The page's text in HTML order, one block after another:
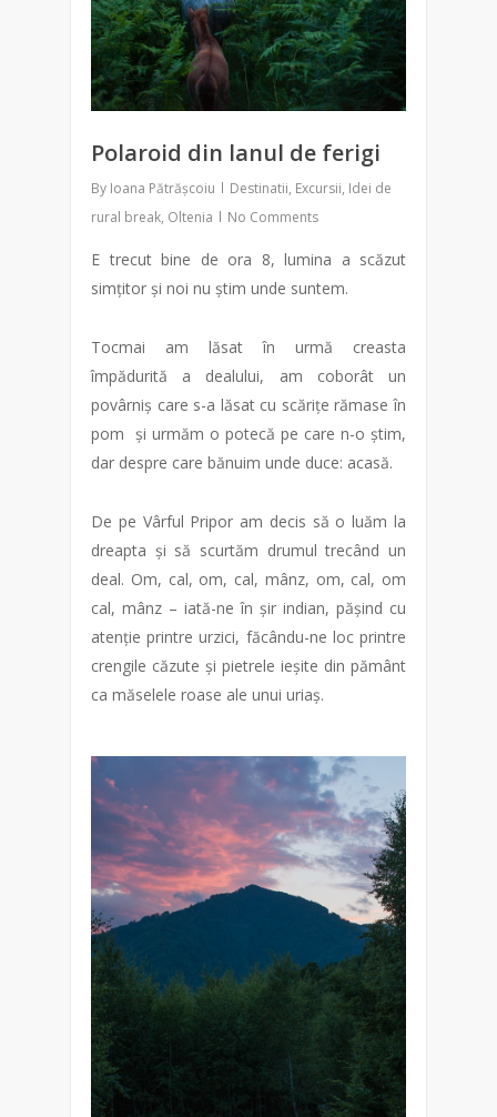
Polaroid din lanul de ferigi
By Ioana Pătrășcoiu Destinatii, Excursii, Idei de
rural break, Oltenia No Comments
E trecut bine de ora 8, lumina a scăzut
simțitor și noi nu știm unde suntem.
Tocmai am lăsat în urmă creasta
împădurită a dealului, am coborât un
povârniș care s-a lăsat cu scărițe rămase în
pom și urmăm o potecă pe care n-o știm,
dar despre care bănuim unde duce: acasă.
De pe Vârful Pripor am decis să o luăm la
dreapta și să scurtăm drumul trecând un
deal. Om, cal, om, cal, mânz, om, cal, om
cal, mânz – iată-ne în șir indian, pășind cu
atenție printre urzici, făcându-ne loc printre
crengile căzute și pietrele ieșite din pământ
ca măselele roase ale unui uriaș.